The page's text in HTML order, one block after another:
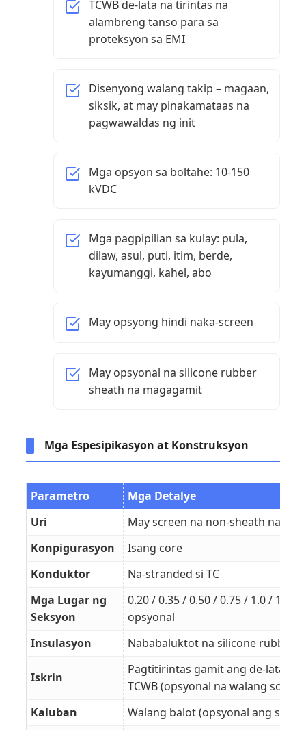
TCWB de-lata na tirintas na
alambreng tanso para sa
proteksyon sa EMI
Disenyong walang takip – magaan,
siksik, at may pinakamataas na
pagwawaldas ng init
Mga opsyon sa boltahe: 10-150
kVDC
Mga pagpipilian sa kulay: pula,
dilaw, asul, puti, itim, berde,
kayumanggi, kahel, abo
May opsyong hindi naka-screen
May opsyonal na silicone rubber
sheath na magagamit
Mga Espesipikasyon at Konstruksyon
Parametro
Mga Detalye
Uri
May screen na non-sheath na
Konpigurasyon
Isang core
Konduktor
Na-stranded si TC
Mga Lugar ng
Seksyon
0.20 / 0.35 / 0.50 / 0.75 / 1.0 / 1.5 /
opsyonal
Insulasyon
Nababaluktot na silicone rubber
Iskrin
Pagtitirintas gamit ang de-latang
TCWB (opsyonal na walang
Kaluban
Walang balot (opsyonal ang